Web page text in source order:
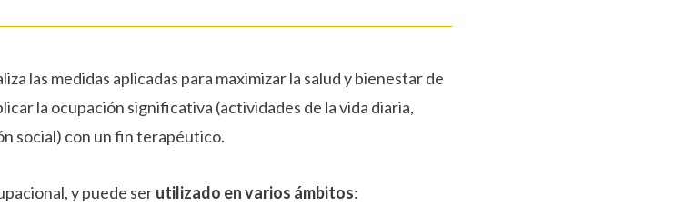
las medidas aplicadas para maximizar la salud y bienestar de
la ocupación significativa (actividades de la vida diaria,
social) con un fin terapéutico.
y puede serutilizado en varios ámbitos: